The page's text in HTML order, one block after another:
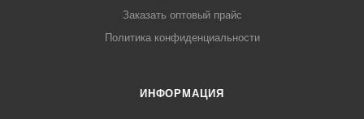
Заказать оптовый прайс
Политика конфиденциальности
ИНФОРМАЦИЯ